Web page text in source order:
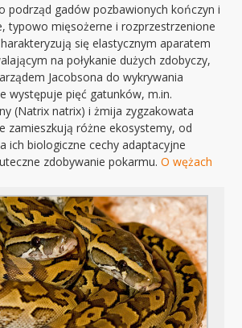
podrząd gadów pozbawionych kończyn i
typowo mięsożerne i rozprzestrzenione
się elastycznym aparatem
na połykanie dużych zdobyczy,
Jacobsona do wykrywania
występuje pięć gatunków, m.in.
(Natrix natrix) i żmija zygzakowata
zamieszkują różne ekosystemy, od
ich biologiczne cechy adaptacyjne
zdobywanie pokarmu.O wężach